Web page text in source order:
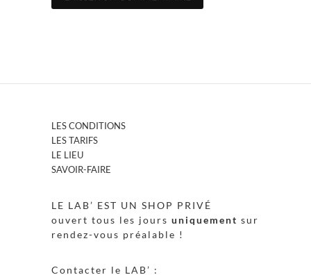
LES CONDITIONS
LES TARIFS
LE LIEU
SAVOIR-FAIRE
LE LAB’ EST UN SHOP PRIVÉ
ouvert tous les jours uniquement sur
rendez-vous préalable !
Contacter le LAB’ :